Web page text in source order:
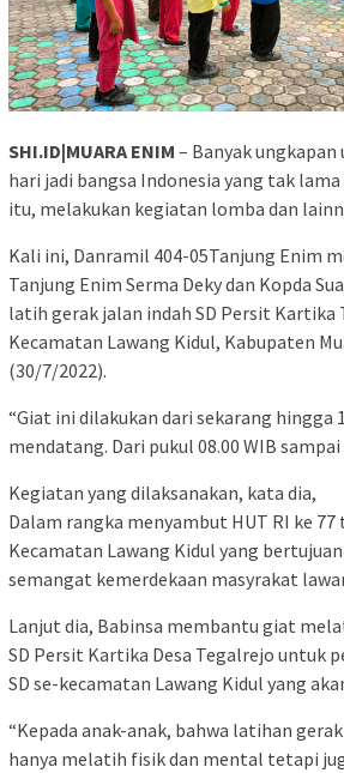
SHI.ID|MUARA ENIM – Banyak
hari jadi bangsa Indonesia yang tak
itu, melakukan kegiatan lomba dan
Kali ini, Danramil 404-05Tanjung Enim
Tanjung Enim Serma Deky dan Kopda
latih gerak jalan indah SD Persit Kartika
Kecamatan Lawang Kidul, Kabupaten
(30/7/2022).
“Giat ini dilakukan dari sekarang hingga
mendatang. Dari pukul 08.00 WIB
Kegiatan yang dilaksanakan, kata dia,
Dalam rangka menyambut HUT RI ke 77
Kecamatan Lawang Kidul yang
semangat kemerdekaan masyrakat
Lanjut dia, Babinsa membantu giat
SD Persit Kartika Desa Tegalrejo untuk
SD se-kecamatan Lawang Kidul yang
“Kepada anak-anak, bahwa latihan
hanya melatih fisik dan mental tetapi